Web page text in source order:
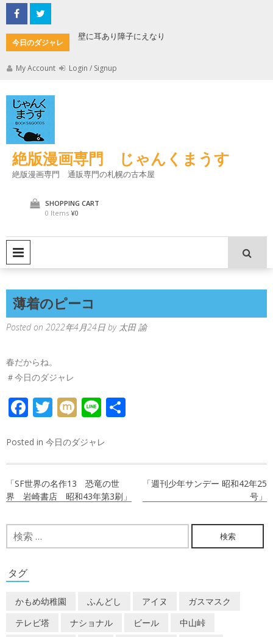
Skip
to
content
今日のダジャレ
んた 壁に耳あり障子にえなり
My Account Login / Signup
絶版漫画専門 じゃんくまうす
絶版漫画専門 通販専門の札幌の古本屋
SHOPPING CART
0 Items ¥0
薄着のピーコ
Posted on 2022年4月24日 by 太田 諭
春だからね。
＃今日のダジャレ
FACEBOOK
TWITTER
MIXILINE
Posted in 今日のダジャレ
稿
ビ
ー
シ
ョ
「SF世界の名作13 恐竜の世
界 岩崎書店 昭和43年第3刷」
「週刊少年サンデー 昭和42年25
号」
検
索:
タグ
かもめ幼稚園 ふんどし アイヌ
ガスマスク
テレビ塔
ナショナル ビール
中山峠